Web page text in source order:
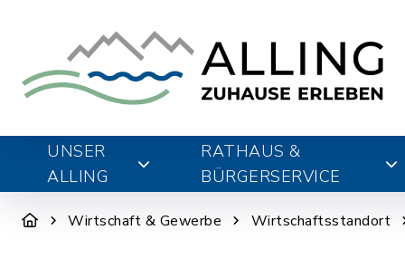
UNSER
ALLING
RATHAUS &
BÜRGERSERVICE
Wirtschaft & Gewerbe Wirtschaftsstandort